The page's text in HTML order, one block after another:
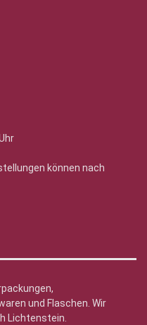
können nach
und Flaschen. Wir
Lichtenstein.